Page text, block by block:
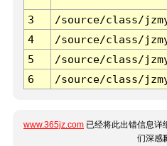
3 /source/class/
4
/source/class/
5
/source/class/
6
/source/class/
www.365jz.com 已经将此出错信息详
们深感